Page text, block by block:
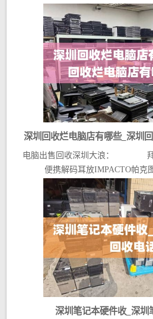
深圳回收烂电脑店有哪些_深圳
电脑出售回收深圳大浪： 拜
便携解码耳放IMPACTO帕克
深圳笔记本硬件收_深圳